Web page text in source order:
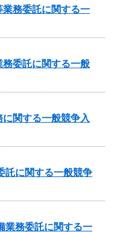
務委託に関する一
委託に関する一般
関する一般競争入
託に関する一般競争
業務委託に関する一